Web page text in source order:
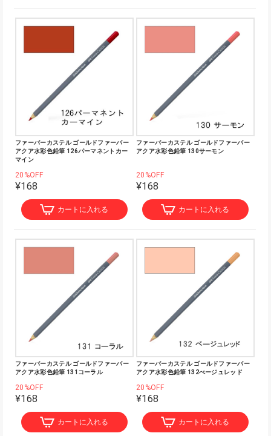
ファーバーカステル ゴールドファーバー
アクア水彩色鉛筆 126パーマネントカー
マイン
20%OFF
¥168
カートに入れる
ファーバーカステル ゴールドファーバー
アクア水彩色鉛筆 130サーモン
20%OFF
¥168
カートに入れる
ファーバーカステル ゴールドファーバー
アクア水彩色鉛筆 131コーラル
20%OFF
¥168
カートに入れる
ファーバーカステル ゴールドファーバー
アクア水彩色鉛筆 132べージュレッド
20%OFF
¥168
カートに入れる